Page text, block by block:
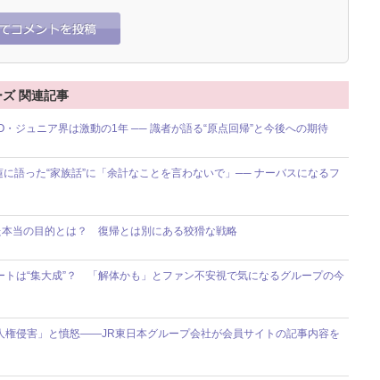
関連記事
・ジュニア界は激動の1年 ── 識者が語る“原点回帰”と今後への期待
語った“家族話”に「余計なことを言わないで」── ナーバスになるフ
本当の目的とは？ 復帰とは別にある狡猾な戦略
トは“集大成”？ 「解体かも」とファン不安視で気になるグループの今
権侵害」と憤怒――JR東日本グループ会社が会員サイトの記事内容を